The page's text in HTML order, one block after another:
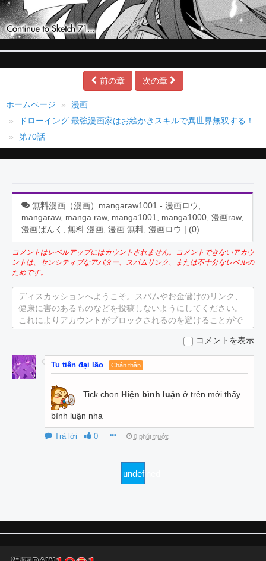
前の章 次の章
ホームページ
漫画
ドローイング 最強漫画家はお絵かきスキルで異世界無双する！
第70話
無料漫画（漫画）mangaraw1001 - 漫画ロウ,
mangaraw, manga raw, manga1001, manga1000, 漫画raw,
漫画ばんく, 無料 漫画, 漫画 無料, 漫画ロウ | (0)
コメントはレベルアップにはカウントされません。コメントできないアカウ
ントは、センシティブなアバター、スパムリンク、または不十分なレベルの
ためです。
ディスカッションへようこそ。スパムやお金儲けのリンク、
健康に害のあるものなどを投稿しないようにしてください。
これによりアカウントがブロックされるのを避けることがで
コメントを表示
Tu tiên đại lão Chân thần
Tick chọn Hiện bình luận ở trên mới thấy
bình luận nha
Trả lời 0 0 phút trước
undefined